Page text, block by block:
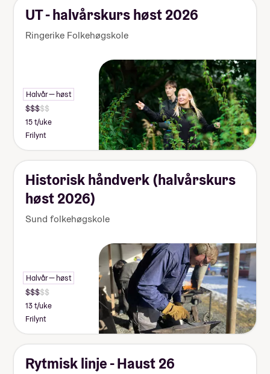
UT - halvårskurs høst 2026
Ringerike Folkehøgskole
Halvår — høst
15 t/uke
Frilynt
Historisk håndverk (halvårskurs
høst 2026)
Sund folkehøgskole
Halvår — høst
13 t/uke
Frilynt
Rytmisk linje - Haust 26